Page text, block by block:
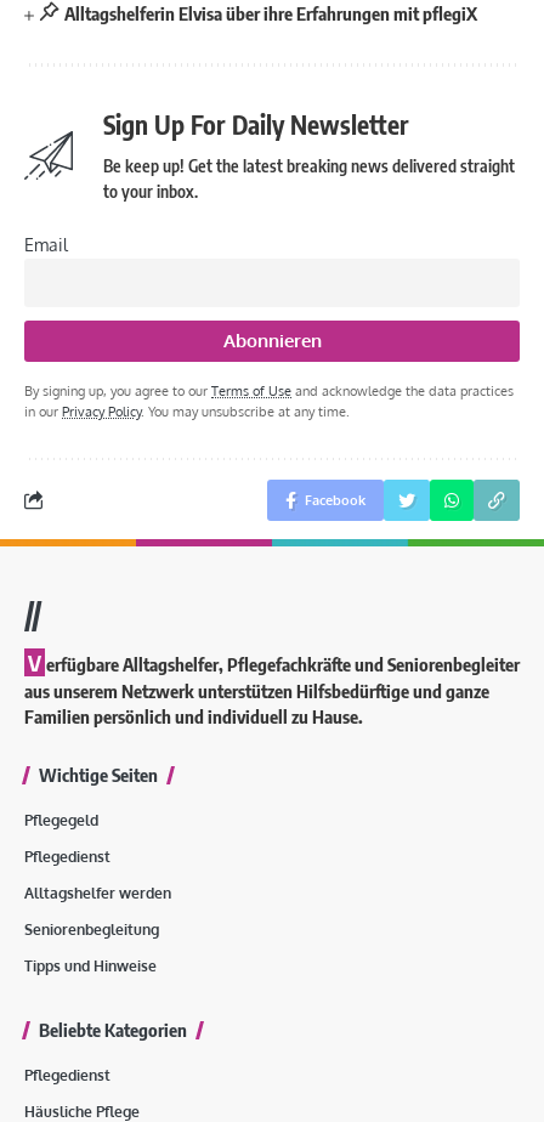
Alltagshelferin Elvisa über ihre Erfahrungen mit pflegiX
Sign Up For Daily Newsletter
Be keep up! Get the latest breaking news delivered straight
to your inbox.
Email
By signing up, you agree to our Terms of Use and acknowledge the data practices
in our Privacy Policy. You may unsubscribe at any time.
Facebook
//
V erfügbare Alltagshelfer, Pflegefachkräfte und Seniorenbegleiter
aus unserem Netzwerk unterstützen Hilfsbedürftige und ganze
Familien persönlich und individuell zu Hause.
Wichtige Seiten
Pflegegeld
Pflegedienst
Alltagshelfer werden
Seniorenbegleitung
Tipps und Hinweise
Beliebte Kategorien
Pflegedienst
Häusliche Pflege